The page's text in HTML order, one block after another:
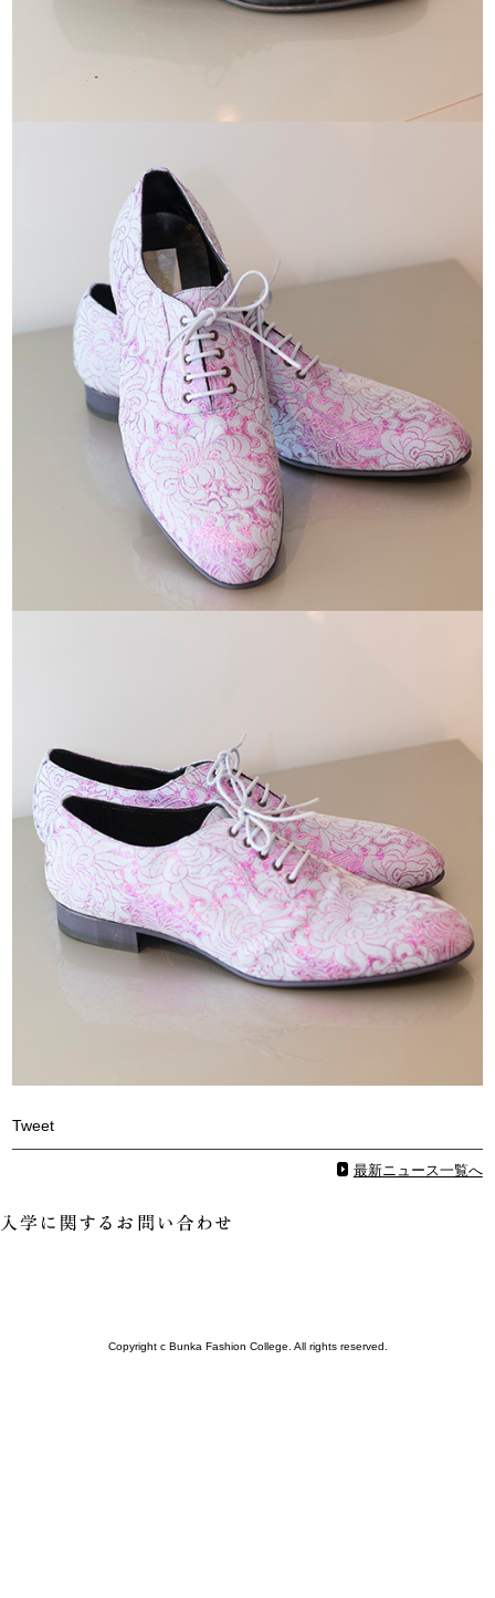
Tweet
最新ニュース一覧へ
Copyright c Bunka Fashion College. All rights reserved.